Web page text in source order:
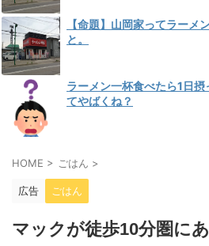
【命題】山岡家ってラーメ
と。
ラーメン一杯食べたら1日
てやばくね？
HOME > ごはん >
広告 ごはん
マックが徒歩10分圏に